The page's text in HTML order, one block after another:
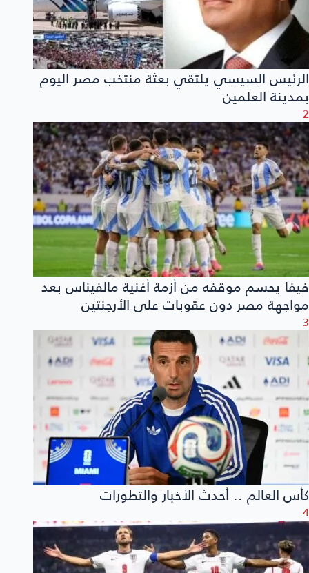
الرئيس السيسي يلتقي بعثة منتخب مصر اليوم
بمدينة العلمين
2
فيفا يحسم موقفه من أزمة أغنية مالفيناس بعد
مواجهة مصر دون عقوبات على الأرجنتين
3
كأس العالم .. أحدث الأخبار والتطورات
4